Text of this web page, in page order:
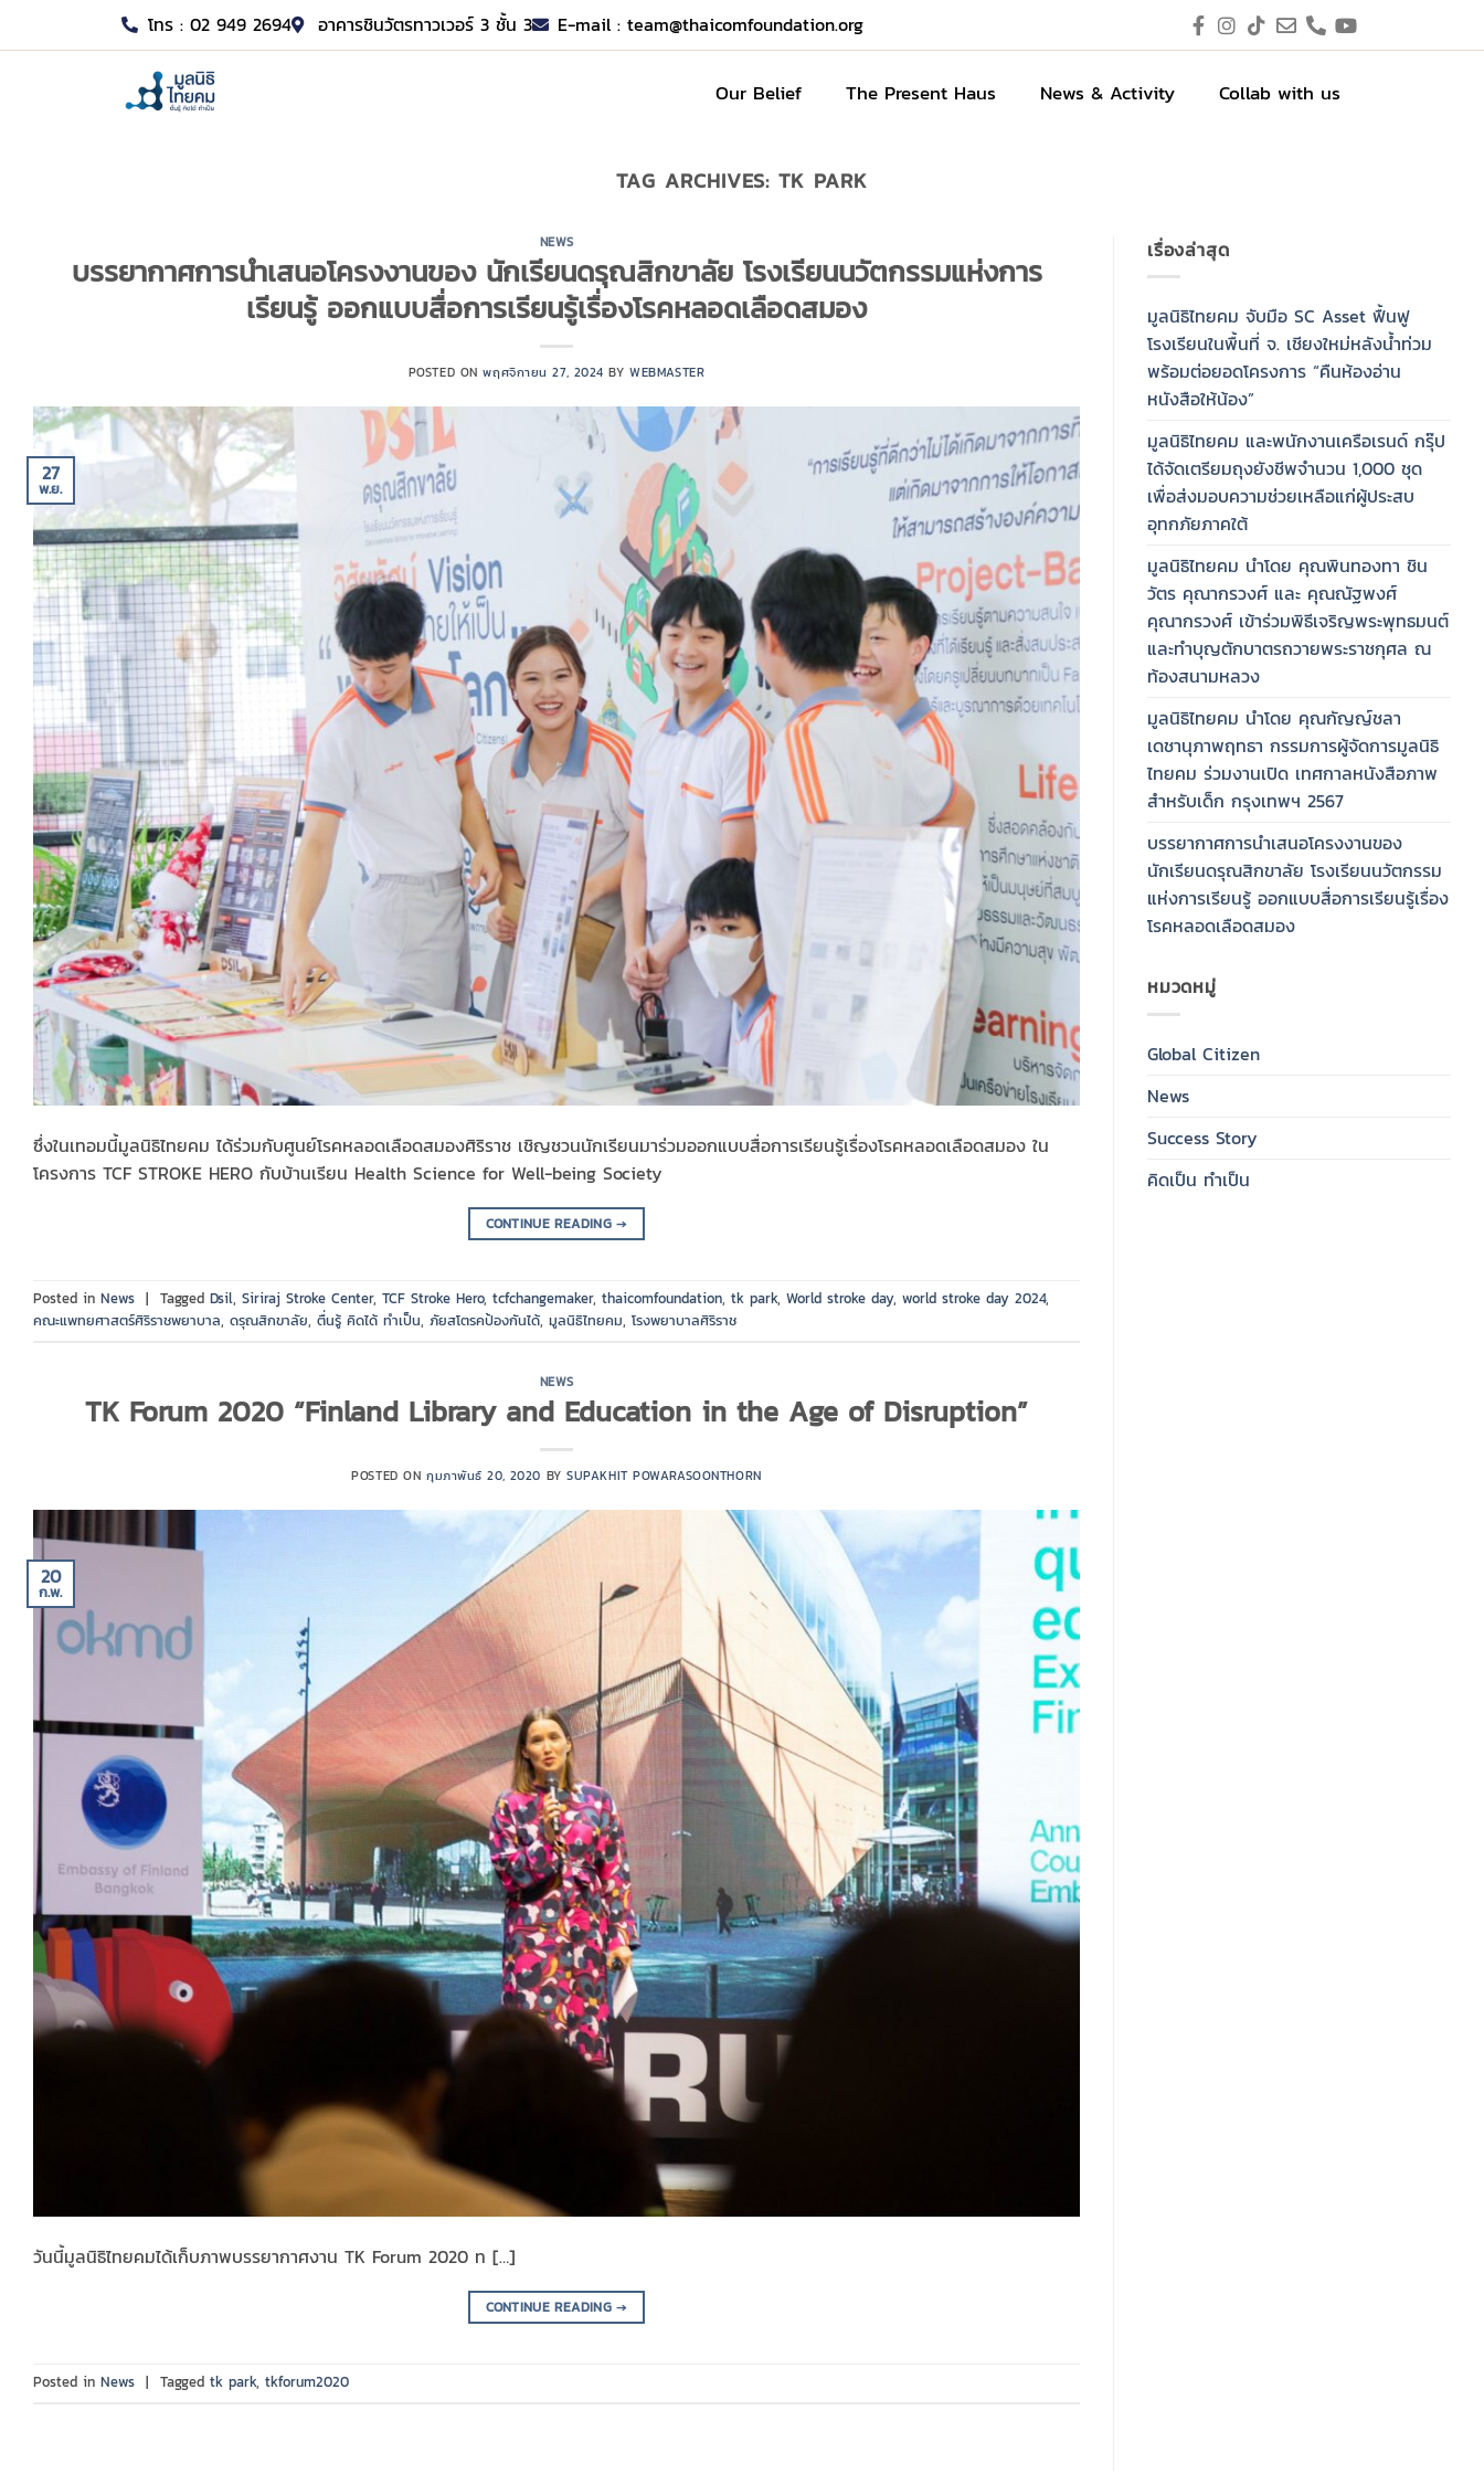
โทร : 02 949 2694 อาคารชินวัตรทาวเวอร์ 3 ชั้น 3 E-mail :team@thaicomfoundation.org
Our Belief The Present Haus News & Activity Collab with us
TAG ARCHIVES:TK PARK
NEWS
บรรยากาศการนำเสนอโครงงานของ นักเรียนดรุณสิกขาลัย โรงเรียนนวัตกรรมแห่งการ
เรียนรู้ ออกแบบสื่อการเรียนรู้เรื่องโรคหลอดเลือดสมอง
POSTED ONพฤศจิกายน 27, 2024 BYWEBMASTER
27
พ.ย.
ซึ่งในเทอมนี้มูลนิธิไทยคม ได้ร่วมกับศูนย์โรคหลอดเลือดสมองศิริราช เชิญชวนนักเรียนมาร่วมออกแบบสื่อการเรียนรู้เรื่องโรคหลอดเลือดสมอง ใน
โครงการ TCF STROKE HERO กับบ้านเรียน Health Science for Well-being Society
CONTINUE READING→
Posted in News | Tagged Dsil, Siriraj Stroke Center, TCF Stroke Hero, tcfchangemaker, thaicomfoundation, tk park, World stroke day, world stroke day 2024,
คณะแพทยศาสตร์ศิริราชพยาบาล, ดรุณสิกขาลัย, ตื่นรู้ คิดได้ ทำเป็น, ภัยสโตรคป้องกันได้, มูลนิธิไทยคม, โรงพยาบาลศิริราช
NEWS
TK Forum 2020 “Finland Library and Education in the Age of Disruption”
POSTED ON กุมภาพันธ์ 20, 2020 BYSUPAKHIT POWARASOONTHORN
20
ก.พ.
วันนี้มูลนิธิไทยคมได้เก็บภาพบรรยากาศงาน TK Forum 2020 ท […]
CONTINUE READING→
Posted in News | Tagged tk park, tkforum2020
เรื่องล่าสุด
มูลนิธิไทยคม จับมือ SC Asset ฟื้นฟู
โรงเรียนในพื้นที่ จ. เชียงใหม่หลังน้ำท่วม
พร้อมต่อยอดโครงการ “คืนห้องอ่าน
หนังสือให้น้อง”
มูลนิธิไทยคม และพนักงานเครือเรนด์ กรุ๊ป
ได้จัดเตรียมถุงยังชีพจำนวน 1,000 ชุด
เพื่อส่งมอบความช่วยเหลือแก่ผู้ประสบ
อุทกภัยภาคใต้
มูลนิธิไทยคม นำโดย คุณพินทองทา ชิน
วัตร คุณากรวงศ์ และ คุณณัฐพงศ์
คุณากรวงศ์ เข้าร่วมพิธีเจริญพระพุทธมนต์
และทำบุญตักบาตรถวายพระราชกุศล ณ
ท้องสนามหลวง
มูลนิธิไทยคม นำโดย คุณกัญญ์ชลา
เดชานุภาพฤทธา กรรมการผู้จัดการมูลนิธิ
ไทยคม ร่วมงานเปิด เทศกาลหนังสือภาพ
สำหรับเด็ก กรุงเทพฯ 2567
บรรยากาศการนำเสนอโครงงานของ
นักเรียนดรุณสิกขาลัย โรงเรียนนวัตกรรม
แห่งการเรียนรู้ ออกแบบสื่อการเรียนรู้เรื่อง
โรคหลอดเลือดสมอง
หมวดหมู่
Global Citizen
News
Success Story
คิดเป็น ทำเป็น